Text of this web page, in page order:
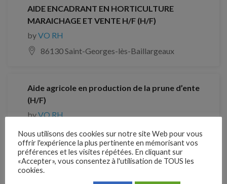
AIDE ENCADRANT EN HORTICULTURE
MARAICHAGE ET VENTE H/F (H/F)
byVO RH
86130 Saint-Georges-lès-Baillargeaux
Aide agricole en production de la prune d’ente
(H/F)
byVO RH
24440 BEAUMONTOIS EN PERIGORD
Ouvrier agricole H/F
Nous utilisons des cookies sur notre site Web pour vous
offrir l'expérience la plus pertinente en mémorisant vos
préférences et les visites répétées. En cliquant sur
«Accepter», vous consentez à l'utilisation de TOUS les
cookies.